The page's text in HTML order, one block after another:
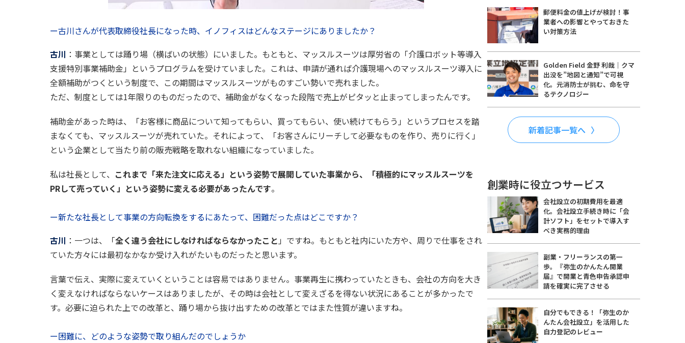
ー古川さんが代表取締役社長になった時、イノフィスはどんなステージにありましたか？
古川 ：事業としては踊り場（横ばいの状態）にいました。もともと、マッスルスーツは厚労省の「介護ロボット等導入
支援特別事業補助金」というプログラムを受けていました。これは、申請が通れば介護現場へのマッスルスーツ導入に
全額補助がつくという制度で、この期間はマッスルスーツがものすごい勢いで売れました。
ただ、制度としては1年限りのものだったので、補助金がなくなった段階で売上がピタッと止まってしまったんです。
補助金があった時は、「お客様に商品について知ってもらい、買ってもらい、使い続けてもらう」というプロセスを踏
まなくても、マッスルスーツが売れていた。それによって、「お客さんにリーチして必要なものを作り、売りに行く」
という企業として当たり前の販売戦略を取れない組織になっていました。
私は社長として、 これまで「来た注文に応える」という姿勢で展開していた事業から、「積極的にマッスルスーツを
PRして売っていく」という姿勢に変える必要があったんです。
ー新たな社長として事業の方向転換をするにあたって、困難だった点はどこですか？
古川 ：一つは、「全く違う会社にしなければならなかったこと 」ですね。もともと社内にいた方や、周りで仕事をされ
ていた方々には最初なかなか受け入れがたいものだったと思います。
言葉で伝え、実際に変えていくということは容易ではありません。事業再生に携わっていたときも、会社の方向を大き
く変えなければならないケースはありましたが、その時は会社として変えざるを得ない状況にあることが多かったで
す。必要に迫られた上での改革と、踊り場から抜け出すための改革とではまた性質が違いますね。
ー困難に、どのような姿勢で取り組んだのでしょうか
郵便料金の値上げが検討！事
業者への影響とやっておきた
い対策方法
Golden Field 金野 利哉｜クマ
出没を”地図と通知”で可視
化。元消防士が挑む、命を守
るテクノロジー
新着記事一覧へ
創業時に役立つサービス
会社設立の初期費用を最適
化。会社設立手続き時に「会
計ソフト」をセットで導入す
べき実務的理由
副業・フリーランスの第一
歩。『弥生のかんたん開業
届』で開業と青色申告承認申
請を確実に完了させる
自分でもできる！「弥生のか
んたん会社設立」を活用した
自力登記のレビュー